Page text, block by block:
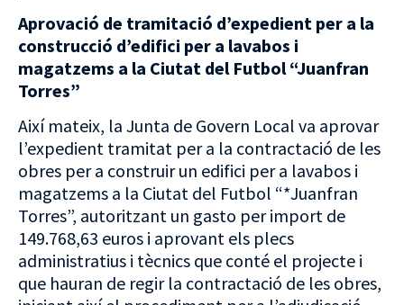
Aprovació de tramitació d’expedient per a la
construcció d’edifici per a lavabos i
magatzems a la Ciutat del Futbol “Juanfran
Torres”
Així mateix, la Junta de Govern Local va aprovar
l’expedient tramitat per a la contractació de les
obres per a construir un edifici per a lavabos i
magatzems a la Ciutat del Futbol “*Juanfran
Torres”, autoritzant un gasto per import de
149.768,63 euros i aprovant els plecs
administratius i tècnics que conté el projecte i
que hauran de regir la contractació de les obres,